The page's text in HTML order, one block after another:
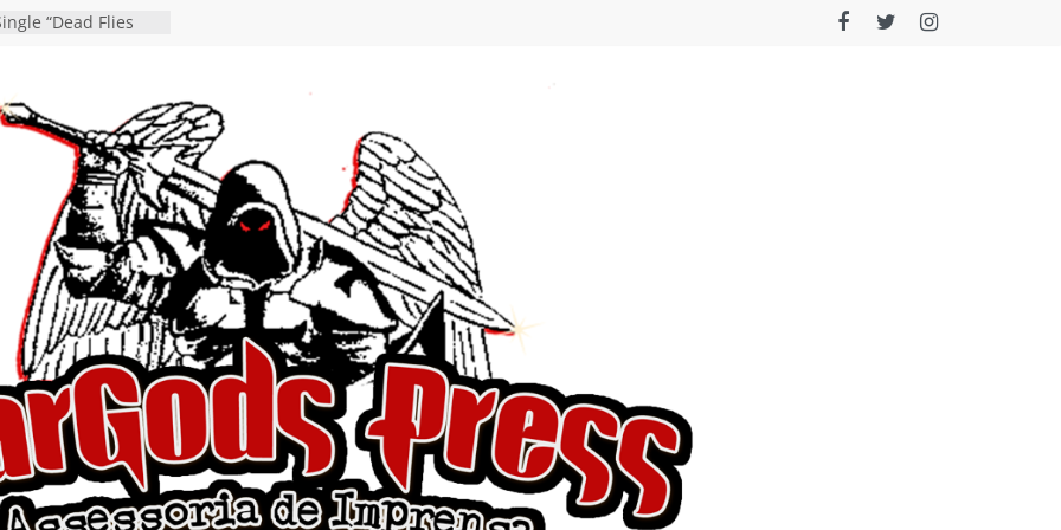
“Dead Flies
Rig” definitivo
Hell’s Heroes
de guitar & bass
“Eclipse”, segundo
“Dreaming”
a
e a artificialidade
e videoclipe de
gaúcha de Heavy
“Hellforge”